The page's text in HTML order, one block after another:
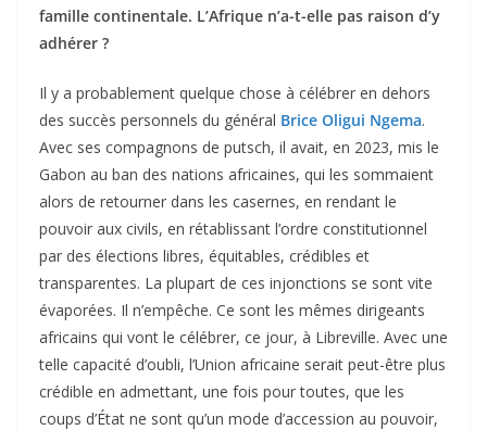
famille continentale. L’Afrique n’a-t-elle pas raison d’y
adhérer ?
Il y a probablement quelque chose à célébrer en dehors
des succès personnels du général Brice Oligui Ngema.
Avec ses compagnons de putsch, il avait, en 2023, mis le
Gabon au ban des nations africaines, qui les sommaient
alors de retourner dans les casernes, en rendant le
pouvoir aux civils, en rétablissant l’ordre constitutionnel
par des élections libres, équitables, crédibles et
transparentes. La plupart de ces injonctions se sont vite
évaporées. Il n’empêche. Ce sont les mêmes dirigeants
africains qui vont le célébrer, ce jour, à Libreville. Avec une
telle capacité d’oubli, l’Union africaine serait peut-être plus
crédible en admettant, une fois pour toutes, que les
coups d’État ne sont qu’un mode d’accession au pouvoir,